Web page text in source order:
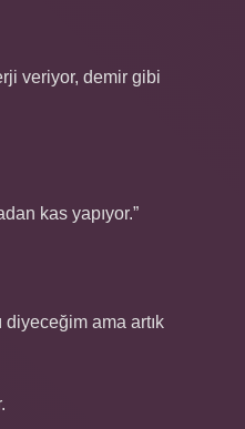
veriyor, demir gibi
kas yapıyor.”
diyeceğim ama artık